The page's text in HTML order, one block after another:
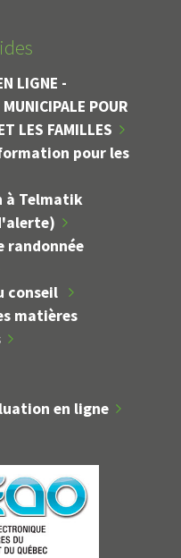
DE REGISTRE DU
D'EMPRUNT
2026-11
LIGNE -
POUR
LES FAMILLES
pour les
à Telmatik
randonnée
conseil
matières
en ligne